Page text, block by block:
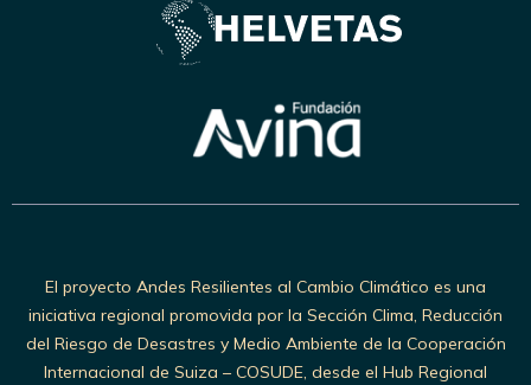
El proyecto Andes Resilientes al Cambio Climático es una
iniciativa regional promovida por la Sección Clima, Reducción
del Riesgo de Desastres y Medio Ambiente de la Cooperación
Internacional de Suiza – COSUDE, desde el Hub Regional